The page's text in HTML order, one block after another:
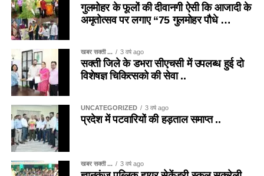
गुलमोहर के फूलों की दीवानगी ऐसी कि आजादी के
अमृतोत्सव पर लगाए “75 गुलमोहर पौधे …
खबर सक्ती ... 3 वर्ष ago
सक्ती जिले के डभरा सीएचसी में उपलब्ध हुई दो
विशेषज्ञ चिकित्सको की सेवा ..
UNCATEGORIZED 3 वर्ष ago
प्रदेश में पटवारियों की हड़ताल समाप्त ..
खबर सक्ती ... 3 वर्ष ago